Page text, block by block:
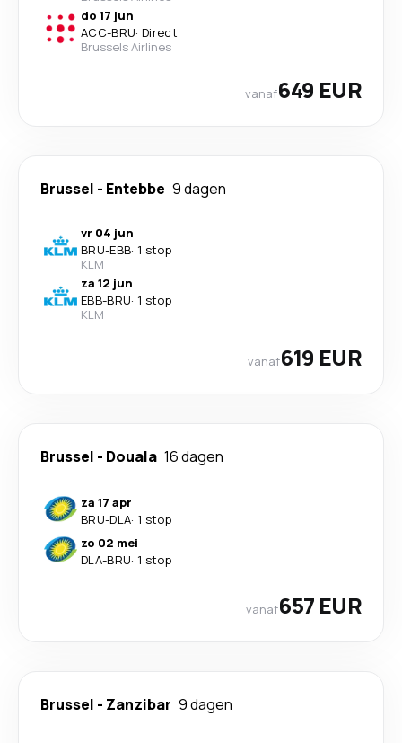
do 17 jun
ACC-BRU· Direct
Brussels Airlines
vanaf649 EUR
Brussel - Entebbe 9 dagen
vr 04 jun
BRU-EBB· 1 stop
KLM
za 12 jun
EBB-BRU· 1 stop
KLM
vanaf619 EUR
Brussel - Douala 16 dagen
za 17 apr
BRU-DLA· 1 stop
zo 02 mei
DLA-BRU· 1 stop
vanaf657 EUR
Brussel - Zanzibar 9 dagen